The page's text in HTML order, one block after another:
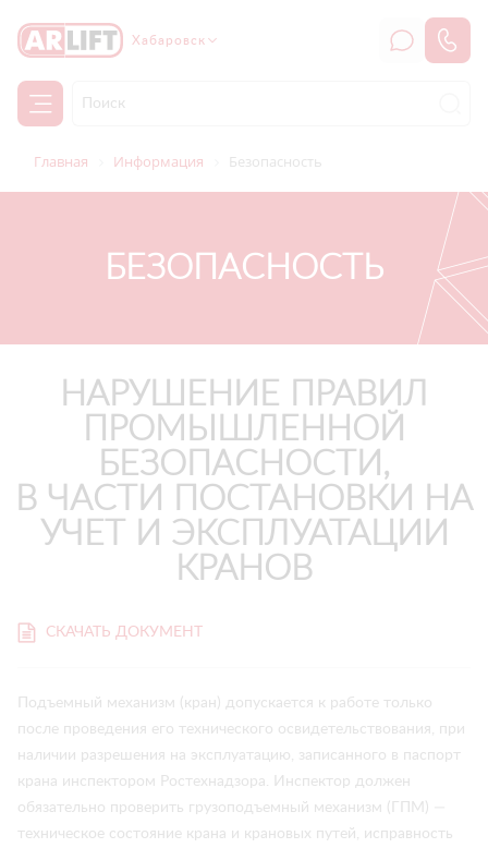
Хабаровск
Главная Информация Безопасность
БЕЗОПАСНОСТЬ
НАРУШЕНИЕ ПРАВИЛ
ПРОМЫШЛЕННОЙ
БЕЗОПАСНОСТИ,
В ЧАСТИ ПОСТАНОВКИ НА
УЧЕТ И ЭКСПЛУАТАЦИИ
КРАНОВ
СКАЧАТЬ ДОКУМЕНТ
Подъемный механизм (кран) допускается к работе только
после проведения его технического освидетельствования, при
наличии разрешения на эксплуатацию, записанного в паспорт
крана инспектором Ростехнадзора. Инспектор должен
обязательно проверить грузоподъемный механизм (ГПМ) —
техническое состояние крана и крановых путей, исправность